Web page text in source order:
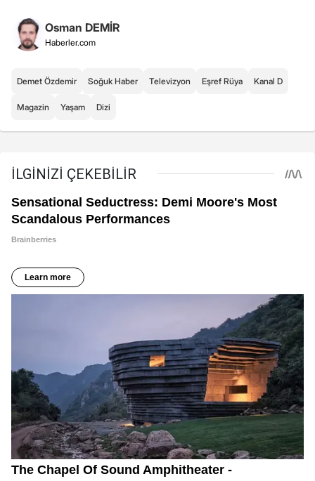
Osman DEMİR
Haberler.com
Demet Özdemir Soğuk Haber Televizyon Eşref Rüya Kanal D
Magazin Yaşam Dizi